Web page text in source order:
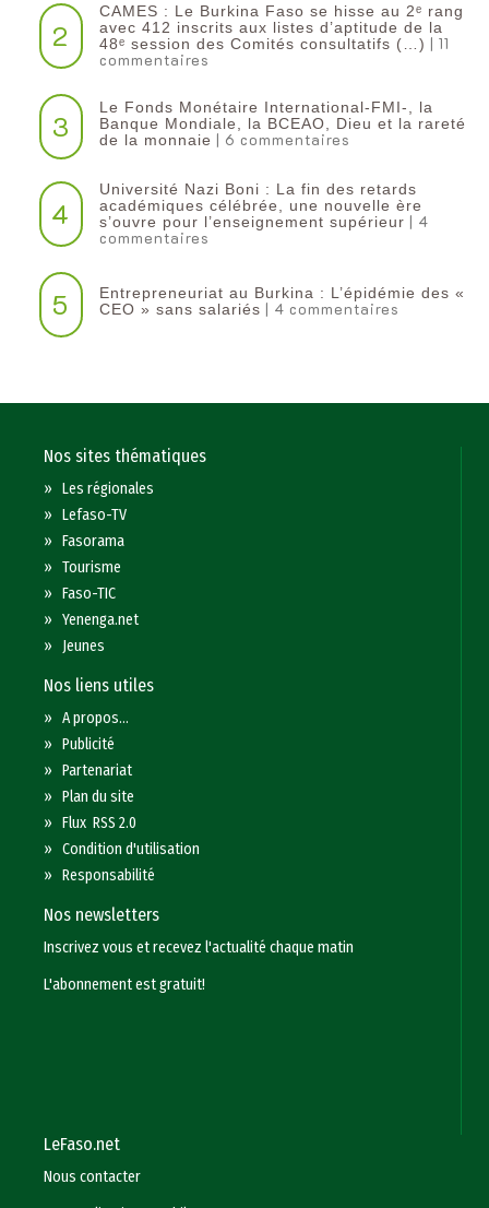
2
CAMES : Le Burkina Faso se hisse au 2ᵉ rang
avec 412 inscrits aux listes d’aptitude de la
48ᵉ session des Comités consultatifs (…) | 11
commentaires
3
Le Fonds Monétaire International-FMI-, la
Banque Mondiale, la BCEAO, Dieu et la rareté
de la monnaie | 6 commentaires
4
Université Nazi Boni : La fin des retards
académiques célébrée, une nouvelle ère
s’ouvre pour l’enseignement supérieur | 4
commentaires
5
Entrepreneuriat au Burkina : L’épidémie des «
CEO » sans salariés | 4 commentaires
Nos sites thématiques
»Les régionales
»Lefaso-TV
»Fasorama
»Tourisme
»Faso-TIC
»Yenenga.net
» Jeunes
Nos liens utiles
»A propos...
»Publicité
»Partenariat
»Plan du site
»Flux RSS 2.0
»Condition d'utilisation
»Responsabilité
Nos newsletters
Inscrivez vous et recevez l'actualité chaque matin
L'abonnement est gratuit!
LeFaso.net
Nous contacter